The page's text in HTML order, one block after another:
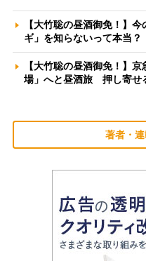
【大竹聡の昼酒御免！】
ギ」を知らないって本当
【大竹聡の昼酒御免！】
場」へと昼酒旅 押し寄せ
著者・